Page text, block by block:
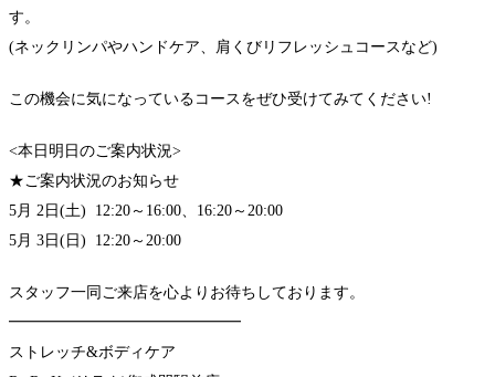
す。
(ネックリンパやハンドケア、肩くびリフレッシュコースなど)
この機会に気になっているコースをぜひ受けてみてください!
<本日明日のご案内状況>
★ご案内状況のお知らせ
5月 2日(土) 12:20～16:00、16:20～20:00
5月 3日(日) 12:20～20:00
スタッフ一同ご来店を心よりお待ちしております。
━━━━━━━━━━━━━━━
ストレッチ&ボディケア